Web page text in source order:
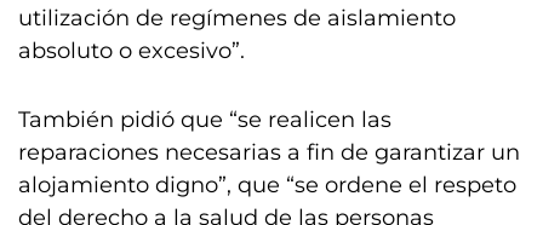
utilización de regímenes de aislamiento
absoluto o excesivo”.
También pidió que “se realicen las
reparaciones necesarias a fin de garantizar un
alojamiento digno”, que “se ordene el respeto
del derecho a la salud de las personas